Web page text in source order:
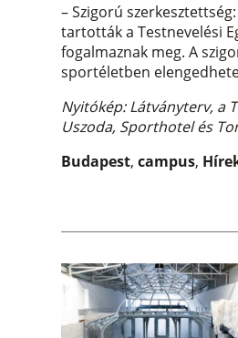
– Szigorú
tartották a Testnevelési
fogalmaznak meg. A
sportéletben
Nyitókép: Látványterv, a
Uszoda, Sporthotel és
Budapest,campus,